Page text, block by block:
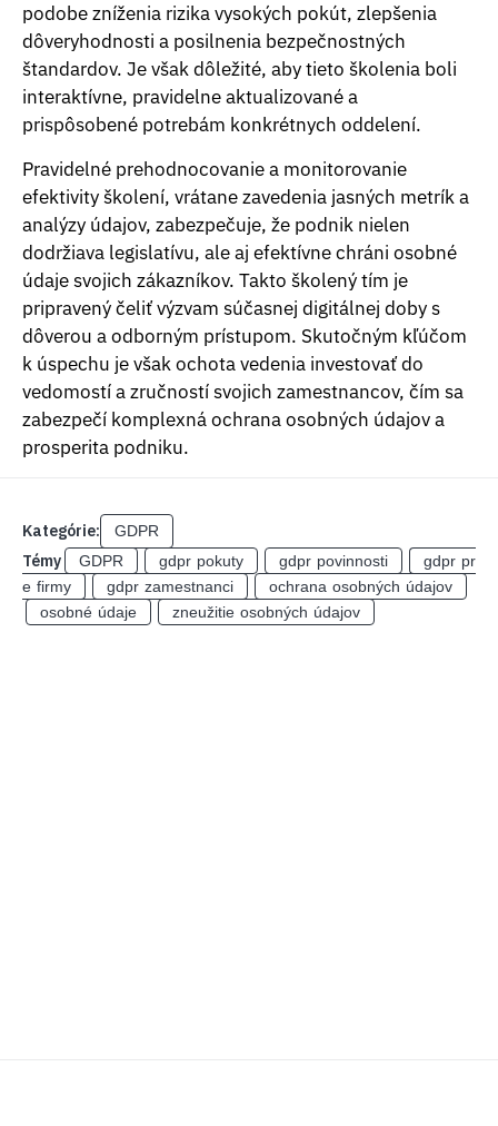
podobe zníženia rizika vysokých pokút, zlepšenia
dôveryhodnosti a posilnenia bezpečnostných
štandardov. Je však dôležité, aby tieto školenia boli
interaktívne, pravidelne aktualizované a
prispôsobené potrebám konkrétnych oddelení.
Pravidelné prehodnocovanie a monitorovanie
efektivity školení, vrátane zavedenia jasných metrík a
analýzy údajov, zabezpečuje, že podnik nielen
dodržiava legislatívu, ale aj efektívne chráni osobné
údaje svojich zákazníkov. Takto školený tím je
pripravený čeliť výzvam súčasnej digitálnej doby s
dôverou a odborným prístupom. Skutočným kľúčom
k úspechu je však ochota vedenia investovať do
vedomostí a zručností svojich zamestnancov, čím sa
zabezpečí komplexná ochrana osobných údajov a
prosperita podniku.
Kategórie: GDPR
Témy GDPR gdpr pokuty gdpr povinnosti
gdpr pr
e firmy
gdpr zamestnanci
ochrana osobných údajov
osobné údaje
zneužitie osobných údajov